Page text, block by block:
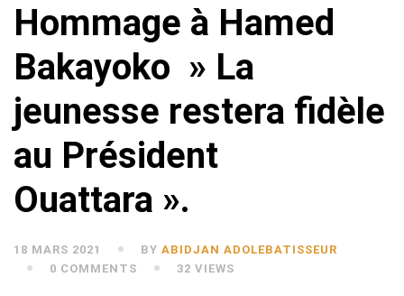
Hommage à Hamed
Bakayoko » La
jeunesse restera fidèle
au Président
Ouattara ».
18 MARS 2021 BY ABIDJAN ADOLEBATISSEUR
0 COMMENTS
32 VIEWS